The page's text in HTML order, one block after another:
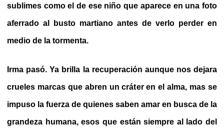
sublimes como el de ese niño que aparece en una foto
aferrado al busto martiano antes de verlo perder en
medio de la tormenta.
Irma pasó. Ya brilla la recuperación aunque nos dejara
crueles marcas que abren un cráter en el alma, mas se
impuso la fuerza de quienes saben amar en busca de la
grandeza humana, esos que están siempre al lado del